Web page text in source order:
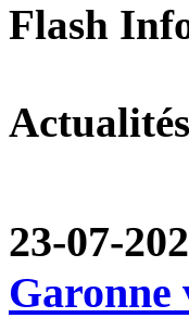
Flash
Actualités
23-07-
Garonne